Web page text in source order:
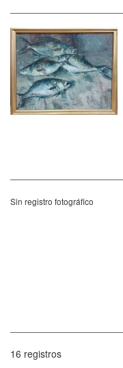
Sin registro fotográfico
16 registros